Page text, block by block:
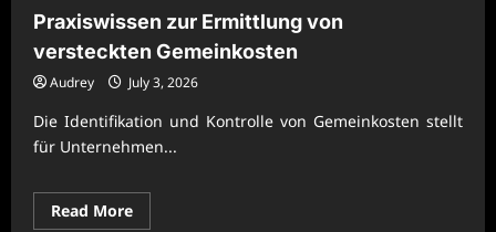
Praxiswissen zur Ermittlung von
versteckten Gemeinkosten
Audrey July 3, 2026
Die Identifikation und Kontrolle von Gemeinkosten stellt
für Unternehmen...
Read MoreRead
more